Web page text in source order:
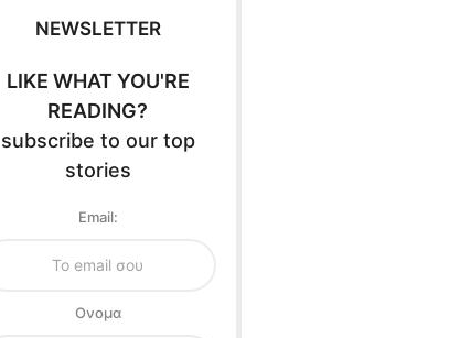
NEWSLETTER
LIKE WHAT YOU'RE
READING?
subscribe to our top
stories
Email:
Oνομα